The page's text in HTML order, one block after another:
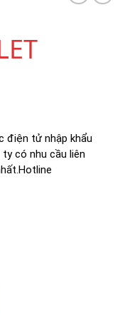
điện tử nhập khẩu
có nhu cầu liên